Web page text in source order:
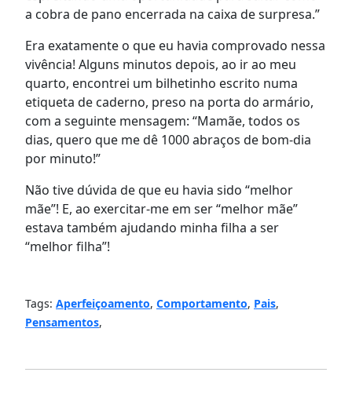
a cobra de pano encerrada na caixa de surpresa.”
Era exatamente o que eu havia comprovado nessa
vivência! Alguns minutos depois, ao ir ao meu
quarto, encontrei um bilhetinho escrito numa
etiqueta de caderno, preso na porta do armário,
com a seguinte mensagem: “Mamãe, todos os
dias, quero que me dê 1000 abraços de bom-dia
por minuto!”
Não tive dúvida de que eu havia sido “melhor
mãe”! E, ao exercitar-me em ser “melhor mãe”
estava também ajudando minha filha a ser
“melhor filha”!
Tags: Aperfeiçoamento, Comportamento, Pais,
Pensamentos,